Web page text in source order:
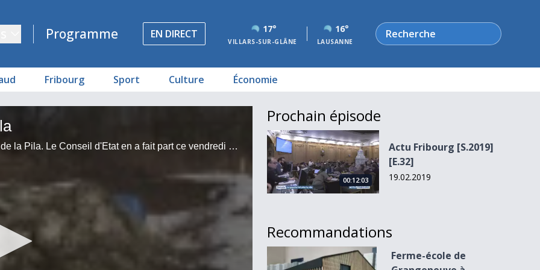
Programme EN DIRECT 17°
VILLARS-SUR-GLÂNE
16°
LAUSANNE
Rechercher
Fribourg Sport Culture Économie
Quatre variantes pour assainir l'ancienne décharge de la Pila. Le Conseil d'Etat en a fait part ce vendredi matin. Nous vous emmenons sur les berges de la Sarine pour parler des polluants présents sur le site.
Prochain épisode
Actu Fribourg [S.2019][E.32]
00:12:03
Actu Fribourg [S.2019]
[E.32]
19.02.2019
Recommandations
Ferme-école de Grangeneuve à l&#039;enquête
Ferme-école de